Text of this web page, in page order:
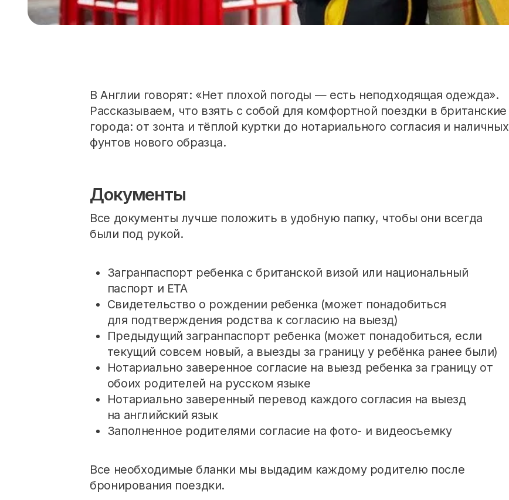
В Англии говорят: «Нет плохой погоды — есть неподходящая одежда».
Рассказываем, что взять с собой для комфортной поездки в британские
города: от зонта и тёплой куртки до нотариального согласия и наличных
фунтов нового образца.
Документы
Все документы лучше положить в удобную папку, чтобы они всегда
были под рукой.
Загранпаспорт ребенка с британской визой или национальный
паспорт и ЕТА
Свидетельство о рождении ребенка (может понадобиться
для подтверждения родства к согласию на выезд)
Предыдущий загранпаспорт ребенка (может понадобиться, если
текущий совсем новый, а выезды за границу у ребёнка ранее были)
Нотариально заверенное согласие на выезд ребенка за границу от
обоих родителей на русском языке
Нотариально заверенный перевод каждого согласия на выезд
на английский язык
Заполненное родителями согласие на фото- и видеосъемку
Все необходимые бланки мы выдадим каждому родителю после
бронирования поездки.